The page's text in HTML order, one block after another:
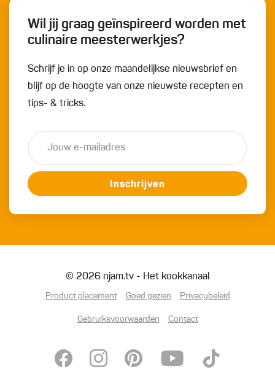
Wil jij graag geïnspireerd worden met
culinaire meesterwerkjes?
Schrijf je in op onze maandelijkse nieuwsbrief en
blijf op de hoogte van onze nieuwste recepten en
tips- & tricks.
Inschrijven
© 2026 njam.tv - Het kookkanaal
Product placement Goed gezien Privacybeleid
Gebruiksvoorwaarden Contact